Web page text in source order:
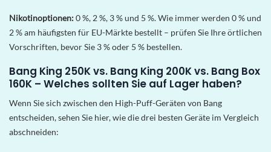
Nikotinoptionen:0 %, 2 %, 3 % und 5 %. Wie immer werden 0 % und
2 % am häufigsten für EU-Märkte bestellt – prüfen Sie Ihre örtlichen
Vorschriften, bevor Sie 3 % oder 5 % bestellen.
Bang King 250K vs. Bang King 200K vs. Bang Box
160K – Welches sollten Sie auf Lager haben?
Wenn Sie sich zwischen den High-Puff-Geräten von Bang
entscheiden, sehen Sie hier, wie die drei besten Geräte im Vergleich
abschneiden: